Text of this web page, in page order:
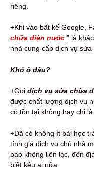
riêng.
+Khi vào bất kể Google,
chữa điện nước ” là
nhà cung cấp dịch vụ sửa
Khó ở đâu?
+Gọi dịch vụ sửa chữa
được chất lượng dịch vụ
có tồn tại không hay chỉ là
+Đã có không ít bài học
tính giá dịch vụ chủ nhà
bao không liên lạc, đến
biết kêu ai nữa.